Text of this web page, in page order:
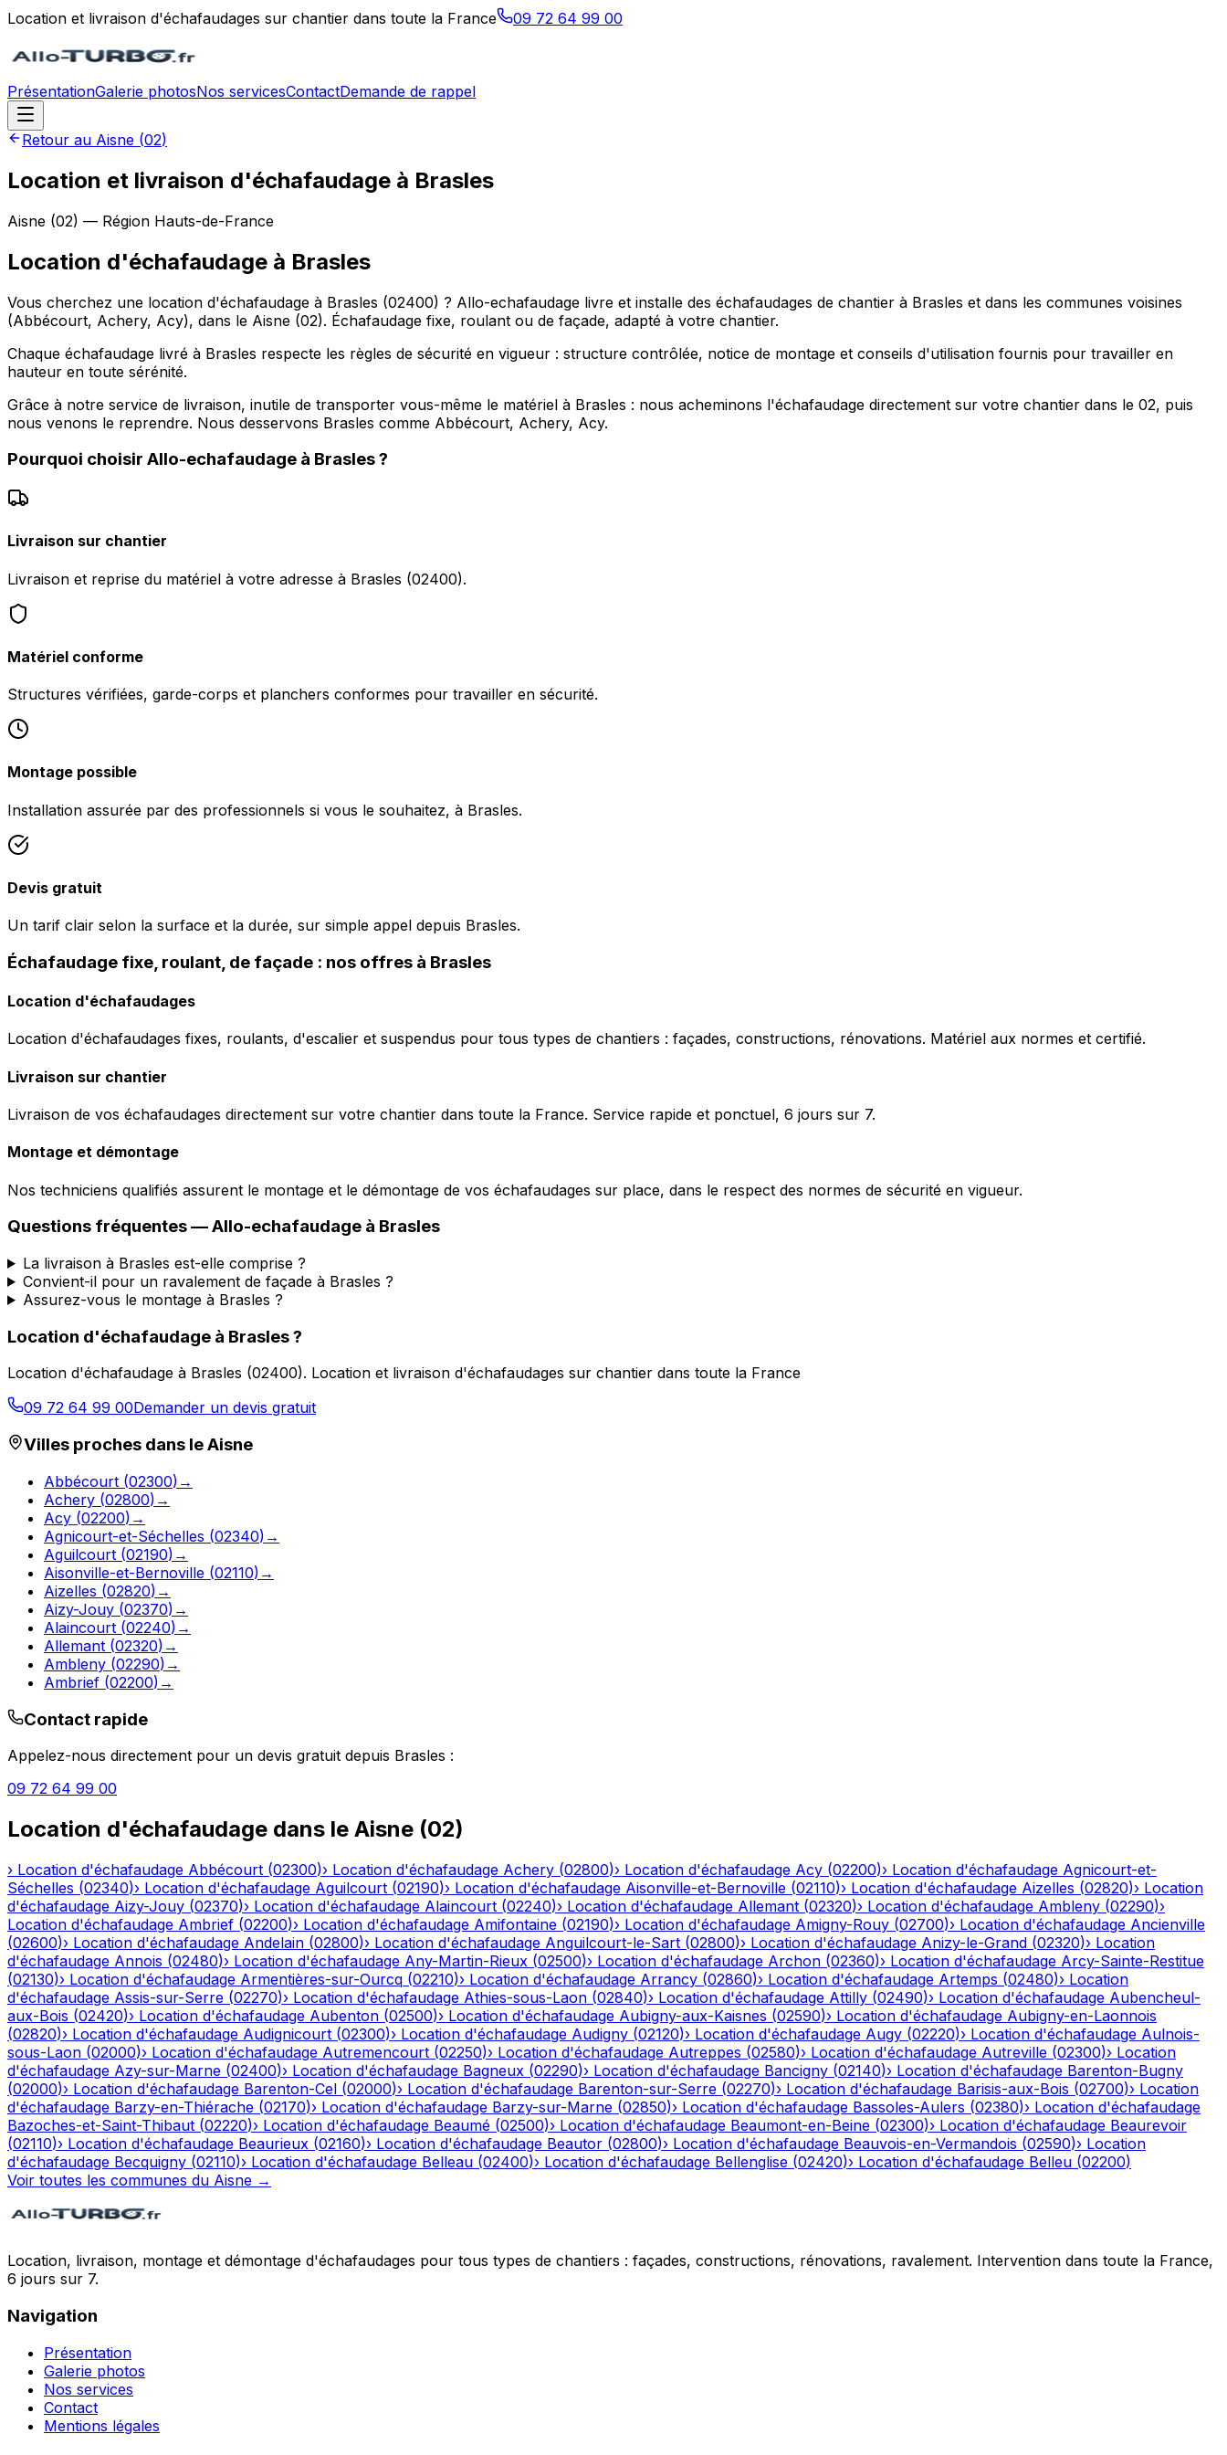
Location et livraison d'échafaudages sur chantier dans toute la France 09 72 64 99 00
PrésentationGalerie photosNos servicesContactDemande de rappel
Retour au Aisne (02)
Location et livraison d'échafaudage à Brasles
Aisne (02) — Région Hauts-de-France
Location d'échafaudage à Brasles
Vous cherchez une location d'échafaudage à Brasles (02400) ? Allo-echafaudage livre et installe des échafaudages de chantier à Brasles et dans les communes voisines
(Abbécourt, Achery, Acy), dans le Aisne (02). Échafaudage fixe, roulant ou de façade, adapté à votre chantier.
Chaque échafaudage livré à Brasles respecte les règles de sécurité en vigueur : structure contrôlée, notice de montage et conseils d'utilisation fournis pour travailler en
hauteur en toute sérénité.
Grâce à notre service de livraison, inutile de transporter vous-même le matériel à Brasles : nous acheminons l'échafaudage directement sur votre chantier dans le 02, puis
nous venons le reprendre. Nous desservons Brasles comme Abbécourt, Achery, Acy.
Pourquoi choisir Allo-echafaudage à Brasles?
Livraison sur chantier
Livraison et reprise du matériel à votre adresse à Brasles (02400).
Matériel conforme
Structures vérifiées, garde-corps et planchers conformes pour travailler en sécurité.
Montage possible
Installation assurée par des professionnels si vous le souhaitez, à Brasles.
Devis gratuit
Un tarif clair selon la surface et la durée, sur simple appel depuis Brasles.
Échafaudage fixe, roulant, de façade : nos offres à Brasles
Location d'échafaudages
Location d'échafaudages fixes, roulants, d'escalier et suspendus pour tous types de chantiers : façades, constructions, rénovations. Matériel aux normes et certifié.
Livraison sur chantier
Livraison de vos échafaudages directement sur votre chantier dans toute la France. Service rapide et ponctuel, 6 jours sur 7.
Montage et démontage
Nos techniciens qualifiés assurent le montage et le démontage de vos échafaudages sur place, dans le respect des normes de sécurité en vigueur.
Questions fréquentes —Allo-echafaudage à Brasles
La livraison à Brasles est-elle comprise ?
Convient-il pour un ravalement de façade à Brasles ?
Assurez-vous le montage à Brasles ?
Location d'échafaudage à Brasles?
Location d'échafaudage à Brasles (02400). Location et livraison d'échafaudages sur chantier dans toute la France
09 72 64 99 00Demander un devis gratuit
Villes proches dans leAisne
Abbécourt (02300) →
Achery (02800) →
Acy (02200) →
Agnicourt-et-Séchelles (02340) →
Aguilcourt (02190) →
Aisonville-et-Bernoville (02110) →
Aizelles (02820) →
Aizy-Jouy (02370) →
Alaincourt (02240) →
Allemant (02320) →
Ambleny (02290) →
Ambrief (02200) →
Contact rapide
Appelez-nous directement pour un devis gratuit depuis Brasles :
09 72 64 99 00
Location d'échafaudage dans le Aisne (02)
› Location d'échafaudage Abbécourt (02300)› Location d'échafaudage Achery (02800)› Location d'échafaudage Acy (02200)› Location d'échafaudage Agnicourt-et-
Séchelles (02340)› Location d'échafaudage Aguilcourt (02190)› Location d'échafaudage Aisonville-et-Bernoville (02110)› Location d'échafaudage Aizelles (02820)› Location
d'échafaudage Aizy-Jouy (02370)› Location d'échafaudage Alaincourt (02240)› Location d'échafaudage Allemant (02320)› Location d'échafaudage Ambleny (02290)›
Location d'échafaudage Ambrief (02200)› Location d'échafaudage Amifontaine (02190)› Location d'échafaudage Amigny-Rouy (02700)› Location d'échafaudage Ancienville
(02600)› Location d'échafaudage Andelain (02800)› Location d'échafaudage Anguilcourt-le-Sart (02800)› Location d'échafaudage Anizy-le-Grand (02320)› Location
d'échafaudage Annois (02480)› Location d'échafaudage Any-Martin-Rieux (02500)› Location d'échafaudage Archon (02360)› Location d'échafaudage Arcy-Sainte-Restitue
(02130)› Location d'échafaudage Armentières-sur-Ourcq (02210)› Location d'échafaudage Arrancy (02860)› Location d'échafaudage Artemps (02480)› Location
d'échafaudage Assis-sur-Serre (02270)› Location d'échafaudage Athies-sous-Laon (02840)› Location d'échafaudage Attilly (02490)› Location d'échafaudage Aubencheul-
aux-Bois (02420)› Location d'échafaudage Aubenton (02500)› Location d'échafaudage Aubigny-aux-Kaisnes (02590)› Location d'échafaudage Aubigny-en-Laonnois
(02820)› Location d'échafaudage Audignicourt (02300)› Location d'échafaudage Audigny (02120)› Location d'échafaudage Augy (02220)› Location d'échafaudage Aulnois-
sous-Laon (02000)› Location d'échafaudage Autremencourt (02250)› Location d'échafaudage Autreppes (02580)› Location d'échafaudage Autreville (02300)› Location
d'échafaudage Azy-sur-Marne (02400)› Location d'échafaudage Bagneux (02290)› Location d'échafaudage Bancigny (02140)› Location d'échafaudage Barenton-Bugny
(02000)› Location d'échafaudage Barenton-Cel (02000)› Location d'échafaudage Barenton-sur-Serre (02270)› Location d'échafaudage Barisis-aux-Bois (02700)› Location
d'échafaudage Barzy-en-Thiérache (02170)› Location d'échafaudage Barzy-sur-Marne (02850)› Location d'échafaudage Bassoles-Aulers (02380)› Location d'échafaudage
Bazoches-et-Saint-Thibaut (02220)› Location d'échafaudage Beaumé (02500)› Location d'échafaudage Beaumont-en-Beine (02300)› Location d'échafaudage Beaurevoir
(02110)› Location d'échafaudage Beaurieux (02160)› Location d'échafaudage Beautor (02800)› Location d'échafaudage Beauvois-en-Vermandois (02590)› Location
d'échafaudage Becquigny (02110)› Location d'échafaudage Belleau (02400)› Location d'échafaudage Bellenglise (02420)› Location d'échafaudage Belleu (02200)
Voir toutes les communes du Aisne →
Location, livraison, montage et démontage d'échafaudages pour tous types de chantiers : façades, constructions, rénovations, ravalement. Intervention dans toute la France,
6 jours sur 7.
Navigation
Présentation
Galerie photos
Nos services
Contact
Mentions légales